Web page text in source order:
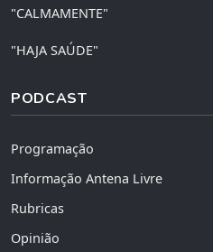
"CALMAMENTE"
"HAJA SAÚDE"
PODCAST
Programação
Informação Antena Livre
Rubricas
Opinião